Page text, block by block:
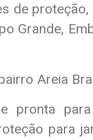
de
Grande,
Areia
pronta
para